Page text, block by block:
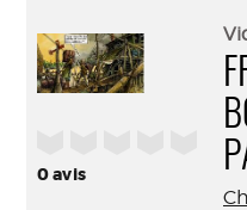
0avis